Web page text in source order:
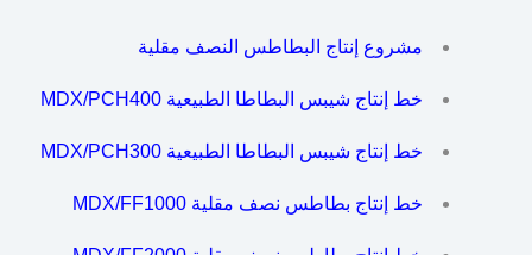
مشروع إنتاج البطاطس النصف مقلية
خط إنتاج شيبس البطاطا الطبيعية MDX/PCH400
خط إنتاج شيبس البطاطا الطبيعية MDX/PCH300
خط إنتاج بطاطس نصف مقلية MDX/FF1000